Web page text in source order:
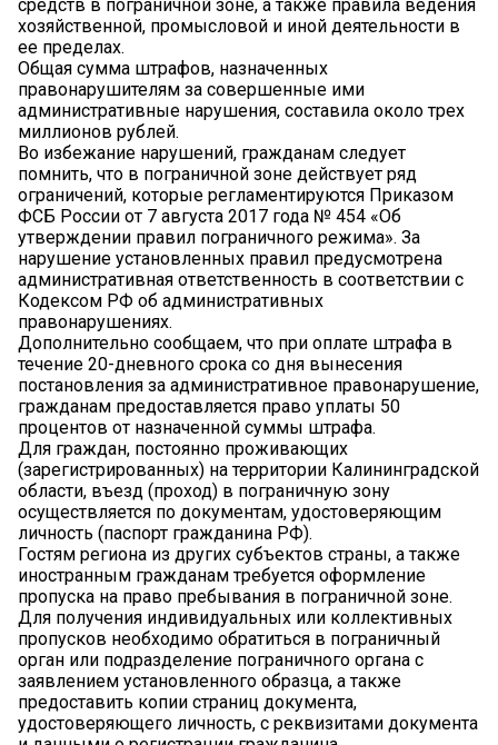
средств в пограничной зоне, а также правила ведения
хозяйственной, промысловой и иной деятельности в
ее пределах.
Общая сумма штрафов, назначенных
правонарушителям за совершенные ими
административные нарушения, составила около трех
миллионов рублей.
Во избежание нарушений, гражданам следует
помнить, что в пограничной зоне действует ряд
ограничений, которые регламентируются Приказом
ФСБ России от 7 августа 2017 года № 454 «Об
утверждении правил пограничного режима». За
нарушение установленных правил предусмотрена
административная ответственность в соответствии с
Кодексом РФ об административных
правонарушениях.
Дополнительно сообщаем, что при оплате штрафа в
течение 20-дневного срока со дня вынесения
постановления за административное правонарушение,
гражданам предоставляется право уплаты 50
процентов от назначенной суммы штрафа.
Для граждан, постоянно проживающих
(зарегистрированных) на территории Калининградской
области, въезд (проход) в пограничную зону
осуществляется по документам, удостоверяющим
личность (паспорт гражданина РФ).
Гостям региона из других субъектов страны, а также
иностранным гражданам требуется оформление
пропуска на право пребывания в пограничной зоне.
Для получения индивидуальных или коллективных
пропусков необходимо обратиться в пограничный
орган или подразделение пограничного органа с
заявлением установленного образца, а также
предоставить копии страниц документа,
удостоверяющего личность, с реквизитами документа